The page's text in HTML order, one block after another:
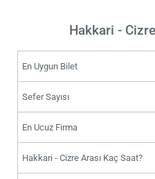
Hakkari -
En Uygun Bilet
Sefer Sayısı
En Ucuz Firma
Hakkari - Cizre Arası Kaç Saat?